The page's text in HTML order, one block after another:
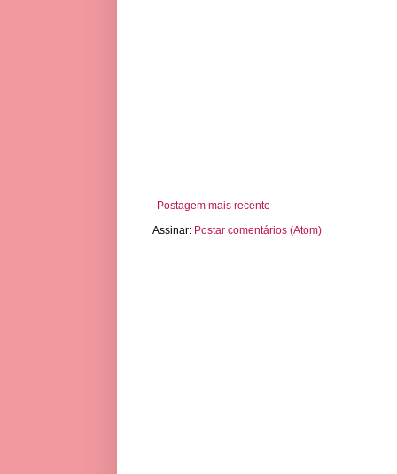
Postagem mais recente
Assinar: Postar comentários (Atom)